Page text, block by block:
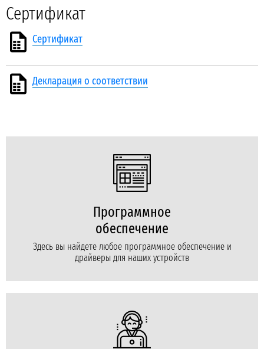
Сертификат
Сертификат
Декларация о соответствии
Программное
обеспечение
Здесь вы найдете любое программное обеспечение и
драйверы для наших устройств